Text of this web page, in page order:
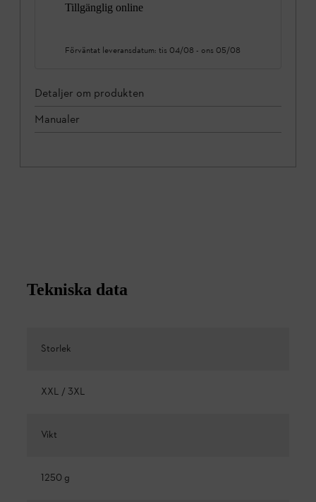
Tillgänglig online
Förväntat leveransdatum: tis 04/08 - ons 05/08
Detaljer om produkten
Manualer
Tekniska data
Storlek
XXL / 3XL
Vikt
1250 g